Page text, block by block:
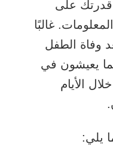
قدرتك على
غالبًا
وفاة الطفل
يعيشون في
الأيام
يلي: